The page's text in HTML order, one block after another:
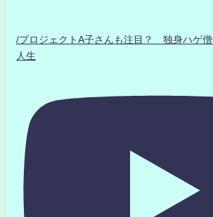
/プロジェクトA子さんも注目？ 独身ハゲ
人生